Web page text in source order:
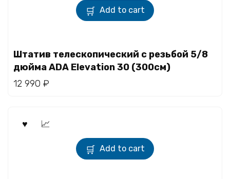
Add to cart
Штатив телескопический с резьбой 5/8
дюйма ADA Elevation 30 (300см)
12 990 ₽
Add to cart